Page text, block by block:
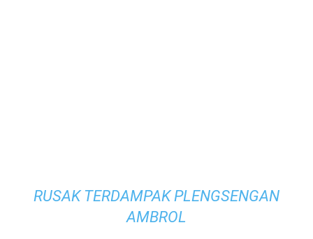
RUSAK TERDAMPAK PLENGSENGAN
AMBROL